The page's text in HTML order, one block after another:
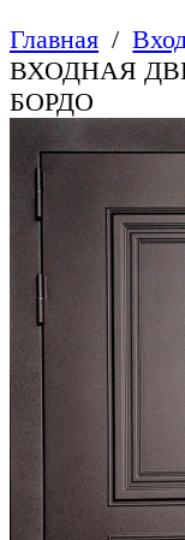
Главная
ВХОДНАЯ
БОРДО